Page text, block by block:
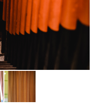
hợp cho những
cho những không